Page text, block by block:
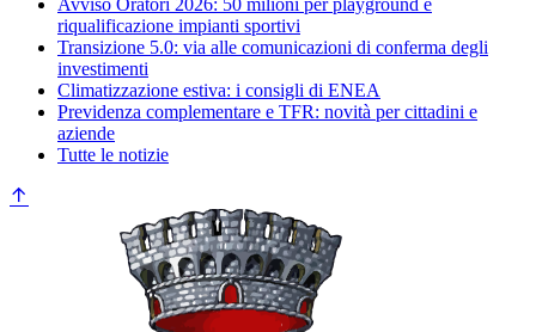
riqualificazione impianti sportivi
Transizione 5.0: via alle comunicazioni di conferma degli
investimenti
Climatizzazione estiva: i consigli di ENEA
Previdenza complementare e TFR: novità per cittadini e
aziende
Tutte le notizie